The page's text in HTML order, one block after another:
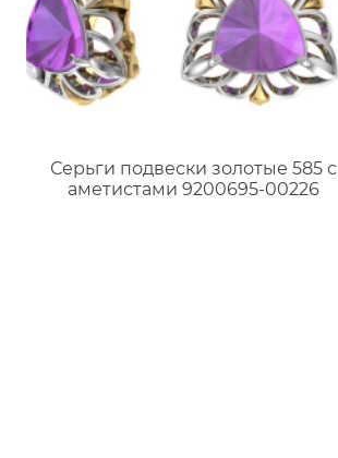
Серьги подвески золотые 585 с
аметистами 9200695-00226